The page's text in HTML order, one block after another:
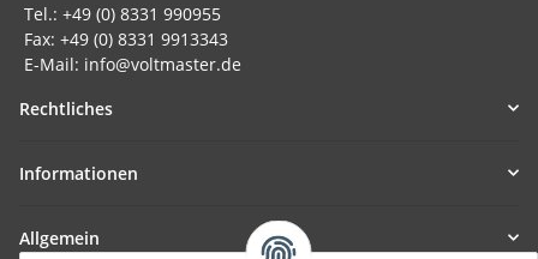
Tel.: +49 (0) 8331 990955
Fax: +49 (0) 8331 9913343
E-Mail: info@voltmaster.de
Rechtliches
Informationen
Allgemein